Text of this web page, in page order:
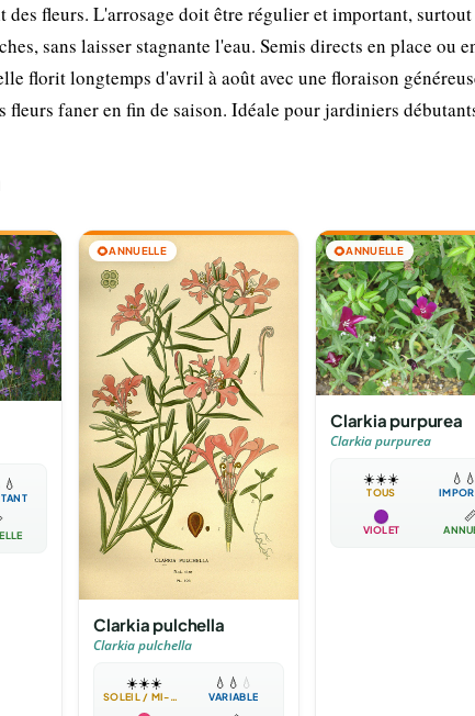
fleurs. L'arrosage doit être régulier et important, surtout
sans laisser stagnante l'eau. Semis directs en place ou
florit longtemps d'avril à août avec une floraison
fleurs faner en fin de saison. Idéale pour jardiniers
💧
🌻ANNUELLE
Clarkia pulchella
Clarkia pulchella
☀️☀️☀️
SOLEIL / MI-OMBRE
💧 💧 💧
VARIABLE
🌻ANNUELLE
Clarkia purpurea
Clarkia purpurea
☀️☀️☀️
TOUS
💧
VIOLET